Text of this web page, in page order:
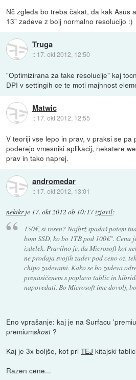
Nč zgleda bo treba čakat, da kak Asus
13" zadeve z bolj normalno resolucijo :)
Truga
:: 17. okt 2012, 12:50
"Optimizirana za take resolucije" kaj
DPI v settingih ce te moti majhnost
Matwic
:: 17. okt 2012, 12:55
V teoriji vse lepo in prav, v praksi se pa
poderejo vmesniki aplikacij, nekatere
prav in tako naprej.
andromedar
:: 17. okt 2012, 13:01
nekikrje 17. okt 2012 ob 10:17izjavil:
150€, si resen? Najbrž spadaš potem
bom SSD, ko bo 1TB pod 100€". Cena
izdelek. Pravilno je, da Microsoft kot
ne prodaja svojih zadev pod ceno oz.
chipo zadevami. Kako se bo zadeva
prenasičenem s poplavo tablic in
napovedati. Bo Microsoft ime dovolj,
Eno vprašanje: kaj je na Surfacu
premiumskost?
Kaj je 3x boljše, kot priTEJ kitajski
Razen cene...